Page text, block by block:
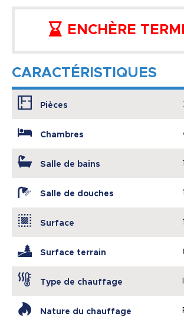
ENCHÈRE
CARACTÉRISTIQUES
Pièces
Chambres
Salle de bains 1
Salle de douches 1
Surface
Surface terrain
Type de chauffage
Nature du chauffage